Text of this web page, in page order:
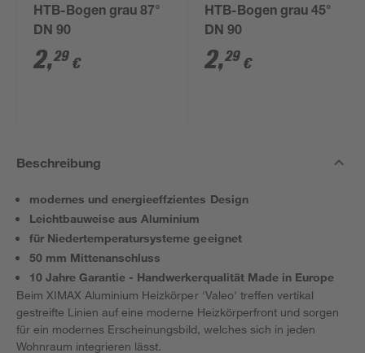
HTB-Bogen grau 87°
DN 90
2,29 €
HTB-Bogen grau 45°
DN 90
2,29 €
Beschreibung
modernes und energieeffzientes Design
Leichtbauweise aus Aluminium
für Niedertemperatursysteme geeignet
50 mm Mittenanschluss
10 Jahre Garantie - Handwerkerqualität Made in Europe
Beim XIMAX Aluminium Heizkörper 'Valeo' treffen vertikal
gestreifte Linien auf eine moderne Heizkörperfront und sorgen
für ein modernes Erscheinungsbild, welches sich in jeden
Wohnraum integrieren lässt.